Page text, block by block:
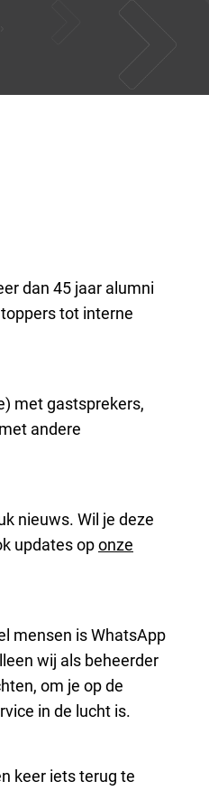
dan 45 jaar alumni
tot interne
met gastsprekers,
andere
nieuws. Wil je deze
updates oponze
mensen is WhatsApp
wij als beheerder
om je op de
in de lucht is.
keer iets terug te